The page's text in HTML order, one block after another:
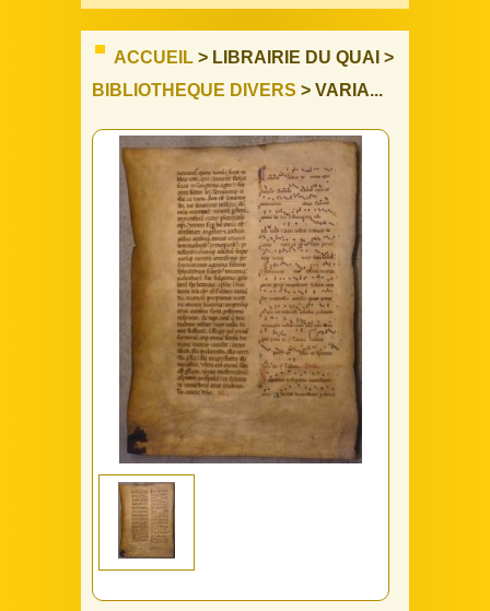
ACCUEIL > LIBRAIRIE DU QUAI >
BIBLIOTHEQUE DIVERS > VARIA...